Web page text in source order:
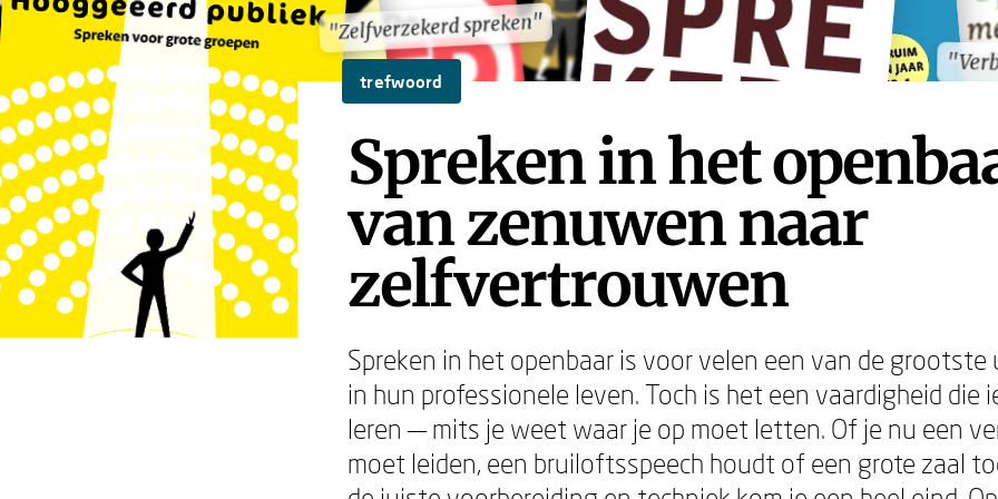
"Zelfverzekerd spreken"
"Zelfverzekerd spreken"
trefwoord
Spreken in het
van zenuwen naar
zelfvertrouwen
Spreken in het openbaar is voor velen een van de
in hun professionele leven. Toch is het een vaardigheid die
leren — mits je weet waar je op moet letten. Of je nu een
moet leiden, een bruiloftsspeech houdt of een grote zaal